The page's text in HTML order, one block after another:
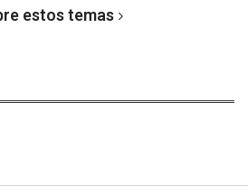
estos temas